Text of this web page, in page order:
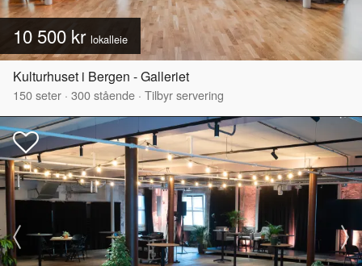
10 500 kr lokalleie
Kulturhuset i Bergen - Galleriet
150seter · 300stående · Tilbyr servering